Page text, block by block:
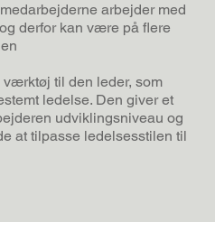
arbejder med
derfor kan være på flere
til den leder, som
ledelse. Den giver et
udviklingsniveau og
at tilpasse ledelsesstilen til